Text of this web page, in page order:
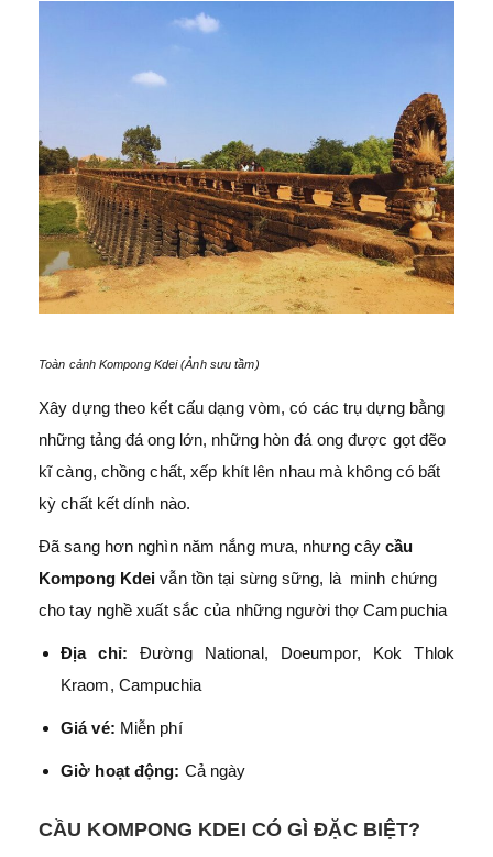
Toàn cảnh Kompong Kdei (Ảnh sưu tầm)
Xây dựng theo kết cấu dạng vòm, có các trụ dựng bằng
những tảng đá ong lớn, những hòn đá ong được gọt đẽo
kĩ càng, chồng chất, xếp khít lên nhau mà không có bất
kỳ chất kết dính nào.
Đã sang hơn nghìn năm nắng mưa, nhưng cây cầu
Kompong Kdei vẫn tồn tại sừng sững, là minh chứng
cho tay nghề xuất sắc của những người thợ Campuchia
Địa chỉ:
Đường National, Doeumpor, Kok Thlok
Kraom, Campuchia
Giá vé: Miễn phí
Giờ hoạt động: Cả ngày
CẦU KOMPONG KDEI CÓ GÌ ĐẶC BIỆT?